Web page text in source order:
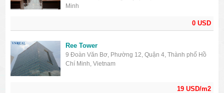
0 USD
Minh
19 USD/m2
Ree Tower
9 Đoàn Văn Bơ, Phường 12, Quận 4, Thành phố Hồ
Chí Minh, Vietnam